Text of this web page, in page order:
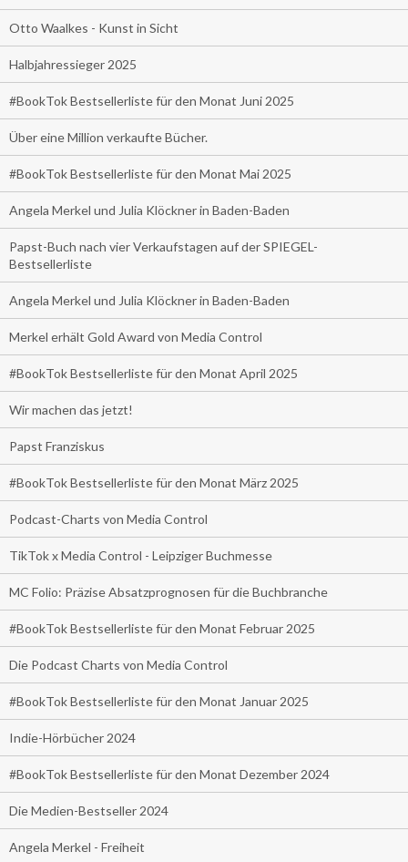
Otto Waalkes - Kunst in Sicht
Halbjahressieger 2025
#BookTok Bestsellerliste für den Monat Juni 2025
Über eine Million verkaufte Bücher.
#BookTok Bestsellerliste für den Monat Mai 2025
Angela Merkel und Julia Klöckner in Baden-Baden
Papst-Buch nach vier Verkaufstagen auf der SPIEGEL-
Bestsellerliste
Angela Merkel und Julia Klöckner in Baden-Baden
Merkel erhält Gold Award von Media Control
#BookTok Bestsellerliste für den Monat April 2025
Wir machen das jetzt!
Papst Franziskus
#BookTok Bestsellerliste für den Monat März 2025
Podcast-Charts von Media Control
TikTok x Media Control - Leipziger Buchmesse
MC Folio: Präzise Absatzprognosen für die Buchbranche
#BookTok Bestsellerliste für den Monat Februar 2025
Die Podcast Charts von Media Control
#BookTok Bestsellerliste für den Monat Januar 2025
Indie-Hörbücher 2024
#BookTok Bestsellerliste für den Monat Dezember 2024
Die Medien-Bestseller 2024
Angela Merkel - Freiheit